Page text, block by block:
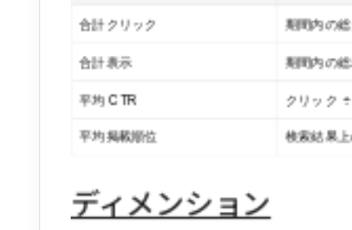
合計クリック 期間内の
合計表示 期間内の
平均 CTR クリック
平均掲載順位 検索結果
ディメンション